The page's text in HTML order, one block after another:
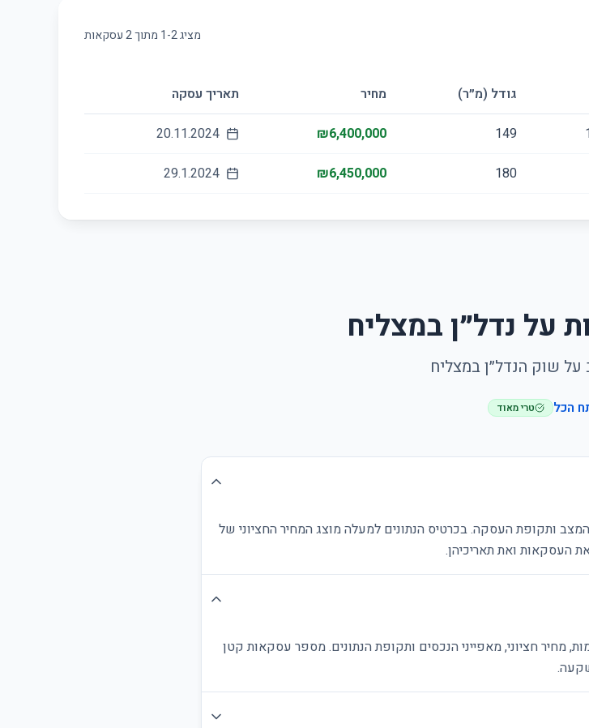
מציג 1-2 מתוך2עסקאות
גודל (מ״ר) מחיר תאריך עסקה
149
₪6,400,000
20.11.2024
180
₪6,450,000
29.1.2024
על נדל״ן במצליח
שוק הנדל״ן במצליח
הכל טרי מאוד
ותקופת העסקה. בכרטיס הנתונים למעלה מוצג המחיר החציוני של
העסקאות ואת תאריכיהן.
מחיר חציוני, מאפייני הנכסים ותקופת הנתונים. מספר עסקאות קטן